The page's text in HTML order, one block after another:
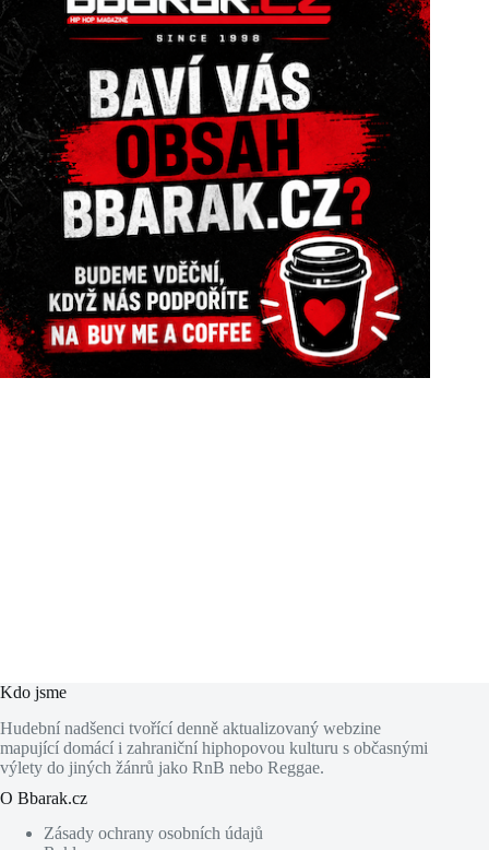
Kdo jsme
Hudební nadšenci tvořící denně aktualizovaný webzine
mapující domácí i zahraniční hiphopovou kulturu s občasnými
výlety do jiných žánrů jako RnB nebo Reggae.
O Bbarak.cz
Zásady ochrany osobních údajů